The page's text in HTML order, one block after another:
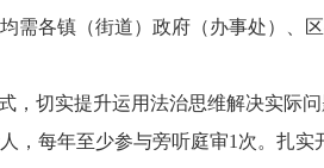
需各镇（街道）政府（办事处）、
切实提升运用法治思维解决实际
，每年至少参与旁听庭审1次。扎实